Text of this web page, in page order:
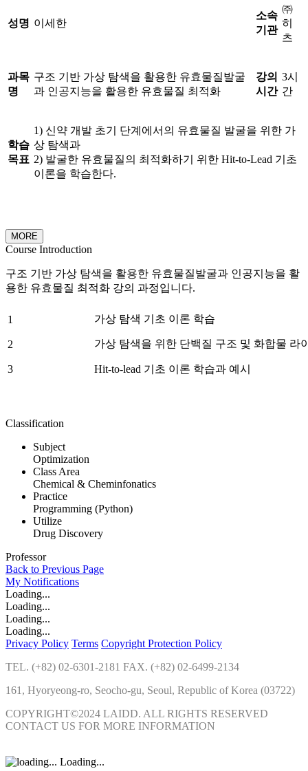
성명 이세한
소속
기관
㈜
히
츠
과목
명
구조 기반 가상 탐색을 활용한 유효물질발굴
과 인공지능을 활용한 유효물질 최적화
강의
시간
3시
간
학습
목표
1) 신약 개발 초기 단계에서의 유효물질 발굴을 위한 가
상 탐색과
2) 발굴한 유효물질의 최적화하기 위한 Hit-to-Lead 기초
이론을 학습한다.
MORE
Course Introduction
구조 기반 가상 탐색을 활용한 유효물질발굴과 인공지능을 활
용한 유효물질 최적화 강의 과정입니다.
1 가상 탐색 기초 이론 학습
2 가상 탐색을 위한 단백질 구조 및 화합물 라
3 Hit-to-lead 기초 이론 학습과 예시
Classification
Subject
Optimization
Class Area
Chemical & Cheminfonatics
Practice
Programming (Python)
Utilize
Drug Discovery
Professor
Back to Previous Page
My Notifications
Loading...
Loading...
Loading...
Loading...
Privacy Policy Terms Copyright Protection Policy
TEL. (+82) 02-6301-2181 FAX. (+82) 02-6499-2134
161, Hyoryeong-ro, Seocho-gu, Seoul, Republic of Korea (03722)
COPYRIGHT©2024 LAIDD. ALL RIGHTS RESERVED
CONTACT US FOR MORE INFORMATION
Loading...